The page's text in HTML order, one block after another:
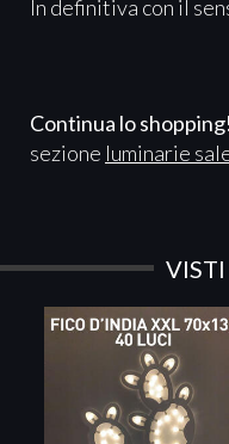
In definitiva con il
Continua lo shopping!
sezione luminarie